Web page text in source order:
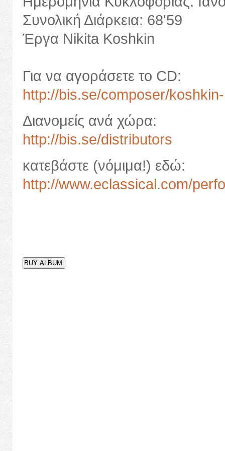
Συνολική Διάρκεια: 68'59
Έργα Nikita Koshkin
Για να αγοράσετε το CD:
http://bis.se/composer/
Διανομείς ανά χώρα:
http://bis.se/distributors
κατεβάστε (νόμιμα!) εδώ:
http://www.eclassical.com/